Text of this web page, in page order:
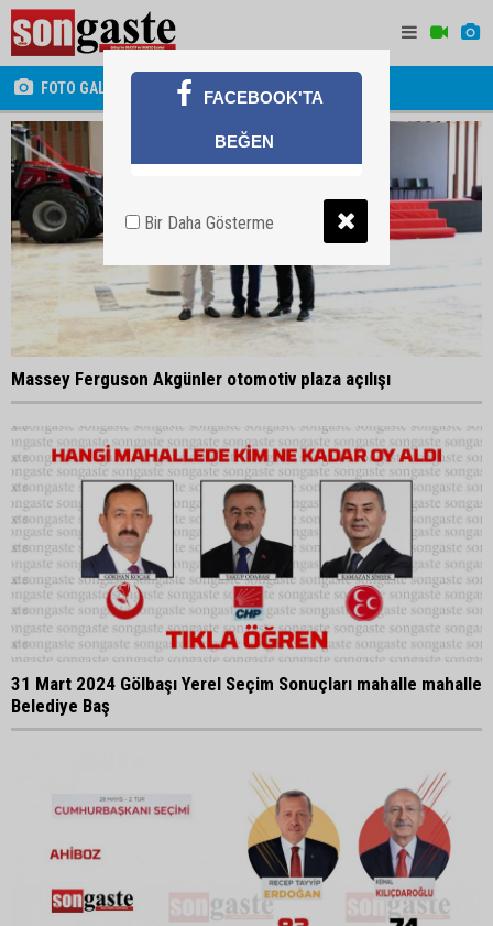
FOTO GALERİ
Massey Ferguson Akgünler otomotiv plaza açılışı
31 Mart 2024 Gölbaşı Yerel Seçim Sonuçları mahalle mahalle
Belediye Baş
FACEBOOK'TA
BEĞEN
Bir Daha Gösterme